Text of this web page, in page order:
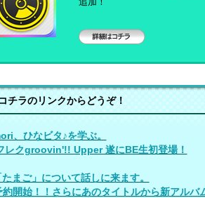
チラのリンクからどうぞ！
、ひなビタ♪を学ぶ。
レクgroovin'!! Upper 遂にBE生初登場！
まご」について話しに来ます。
開始！！さらにあのタイトルから新アルバ